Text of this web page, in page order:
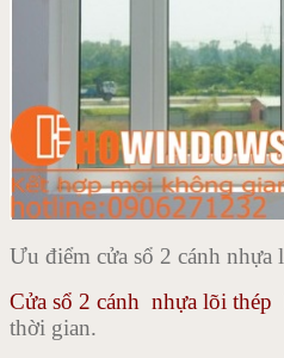
Ưu điểm cửa sổ 2 cánh nhựa
Cửa sổ 2 cánh nhựa lõi thép
thời gian.